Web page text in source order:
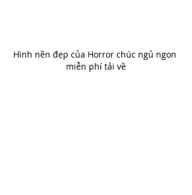
Hình nền đẹp của Horror chúc ngủ ngon
miễn phí tải về